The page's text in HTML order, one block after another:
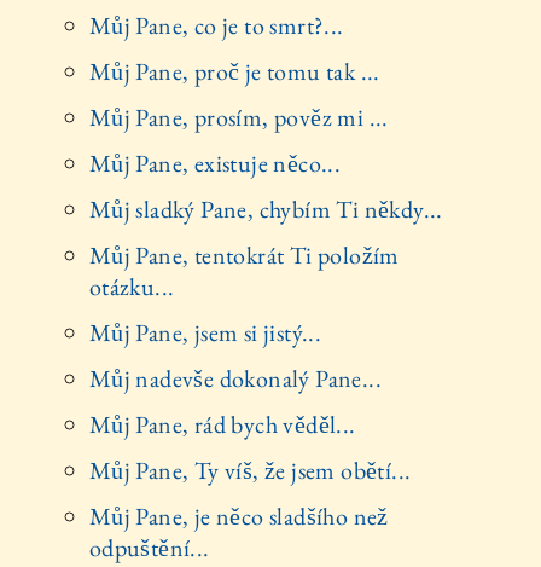
Můj Pane, co je to smrt?...
Můj Pane, proč je tomu tak ...
Můj Pane, prosím, pověz mi ...
Můj Pane, existuje něco...
Můj sladký Pane, chybím Ti někdy...
Můj Pane, tentokrát Ti položím
otázku...
Můj Pane, jsem si jistý...
Můj nadevše dokonalý Pane...
Můj Pane, rád bych věděl...
Můj Pane, Ty víš, že jsem obětí...
Můj Pane, je něco sladšího než
odpuštění...